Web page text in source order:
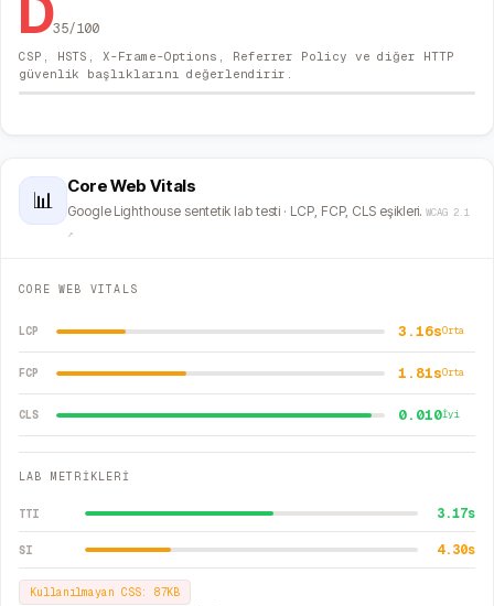
D35/100
CSP, HSTS, X-Frame-Options, Referrer Policy ve diğer HTTP
güvenlik başlıklarını değerlendirir.
📊
Core Web Vitals
Google Lighthouse sentetik lab testi · LCP, FCP, CLS eşikleri. WCAG 2.1
↗
CORE WEB VITALS
LCP 3.16sOrta
FCP 1.81sOrta
CLS 0.010İyi
LAB METRİKLERİ
TTI 3.17s
SI 4.30s
Kullanılmayan CSS: 87KB